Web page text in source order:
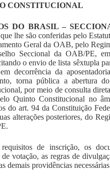
CONSTITUCIONAL
DO BRASIL –
lhe são conferidas pelo
Geral da OAB, pelo
Seccional da OAB/PE,
o envio de lista sêxtupla
decorrência da
torna pública a abertura
por meio de consulta
Quinto Constitucional no
do art. 94 da Constituição
alterações posteriores, do
de inscrição, os
votação, as regras de
demais providências